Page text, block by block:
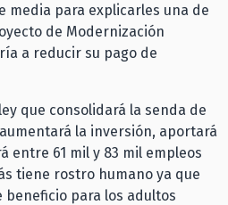
media para explicarles una de
de Modernización
a reducir su pago de
que consolidará la senda de
la inversión, aportará
entre 61 mil y 83 mil empleos
tiene rostro humano ya que
para los adultos